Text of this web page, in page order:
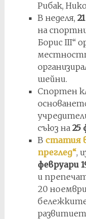
Рибак,
В неделя,
на
Борис III“
шейни.
Спортен
съюз на 25
В статия
преглед“,
февруари
и
20